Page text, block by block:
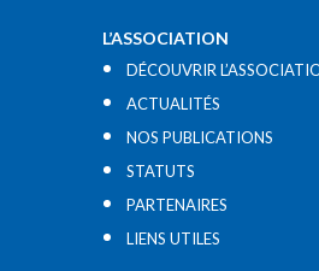
L’ASSOCIATION
DÉCOUVRIR
ACTUALITÉS
NOS PUBLICATIONS
STATUTS
PARTENAIRES
LIENS UTILES​